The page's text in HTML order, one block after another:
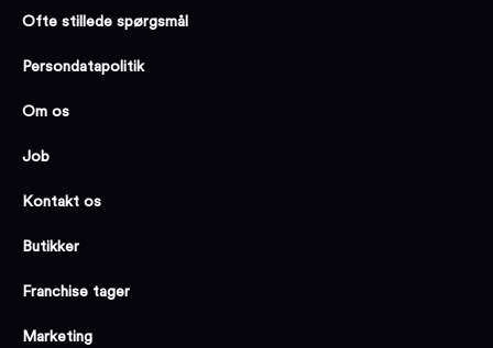
Ofte stillede spørgsmål
Persondatapolitik
Om os
Job
Kontakt os
Butikker
Franchise tager
Marketing